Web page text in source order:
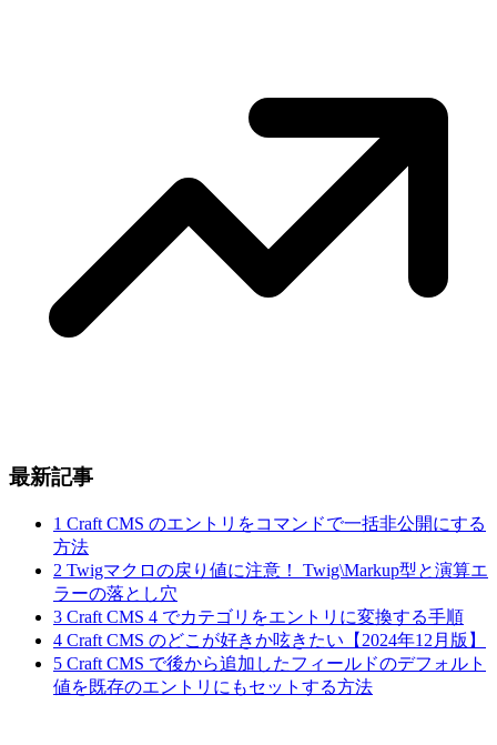
最新記事
1 Craft CMS のエントリをコマンドで一括非公開にする
方法
2 Twigマクロの戻り値に注意！ Twig\Markup型と演算エ
ラーの落とし穴
3 Craft CMS 4 でカテゴリをエントリに変換する手順
4 Craft CMS のどこが好きか呟きたい【2024年12月版】
5 Craft CMS で後から追加したフィールドのデフォルト
値を既存のエントリにもセットする方法